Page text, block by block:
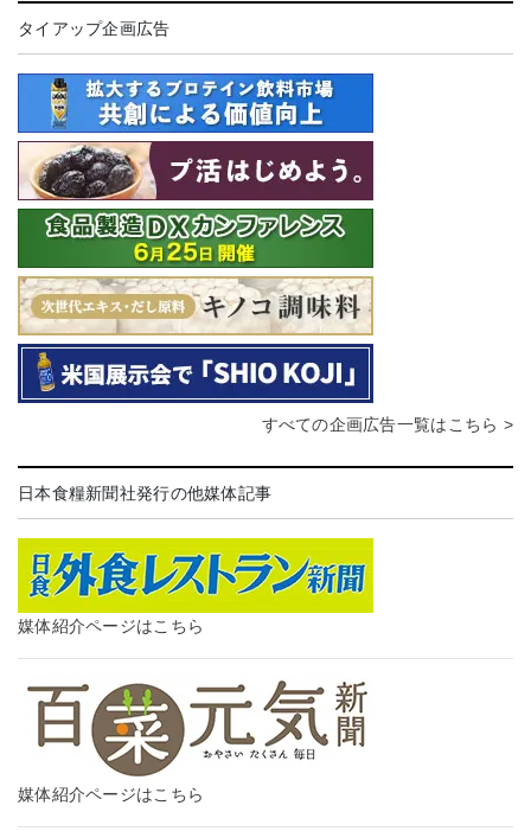
タイアップ企画広告
すべての企画広告一覧はこちら >
日本食糧新聞社発行の他媒体記事
媒体紹介ページはこちら
媒体紹介ページはこちら